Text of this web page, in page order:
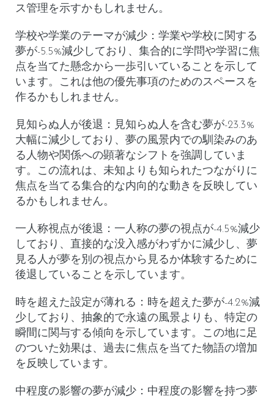
ス管理を示すかもしれません。
学校や学業のテーマが減少 ：学業や学校に関する
夢が-5.5%減少しており、集合的に学問や学習に焦
点を当てた懸念から一歩引いていることを示して
います。これは他の優先事項のためのスペースを
作るかもしれません。
見知らぬ人が後退 ：見知らぬ人を含む夢が-23.3%
大幅に減少しており、夢の風景内での馴染みのあ
る人物や関係への顕著なシフトを強調していま
す。この流れは、未知よりも知られたつながりに
焦点を当てる集合的な内向的な動きを反映してい
るかもしれません。
一人称視点が後退 ：一人称の夢の視点が-4.5%減少
しており、直接的な没入感がわずかに減少し、夢
見る人が夢を別の視点から見るか体験するために
後退していることを示しています。
時を超えた設定が薄れる ：時を超えた夢が-4.2%減
少しており、抽象的で永遠の風景よりも、特定の
瞬間に関与する傾向を示しています。この地に足
のついた効果は、過去に焦点を当てた物語の増加
を反映しています。
中程度の影響の夢が減少 ：中程度の影響を持つ夢